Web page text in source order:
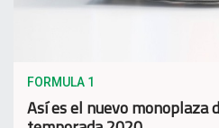
FORMULA 1
Así es el nuevo monoplaza